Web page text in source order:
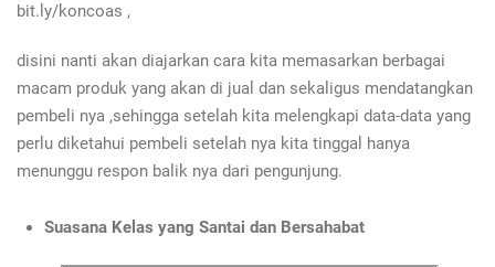
bit.ly/koncoas ,
disini nanti akan diajarkan cara kita memasarkan berbagai
macam produk yang akan di jual dan sekaligus mendatangkan
pembeli nya ,sehingga setelah kita melengkapi data-data yang
perlu diketahui pembeli setelah nya kita tinggal hanya
menunggu respon balik nya dari pengunjung.
Suasana Kelas yang Santai dan Bersahabat